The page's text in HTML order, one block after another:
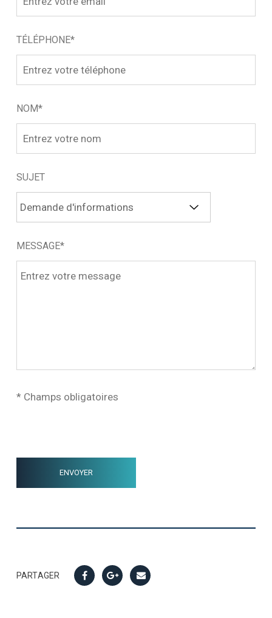
TÉLÉPHONE*
NOM*
SUJET
MESSAGE*
* Champs obligatoires
PARTAGER